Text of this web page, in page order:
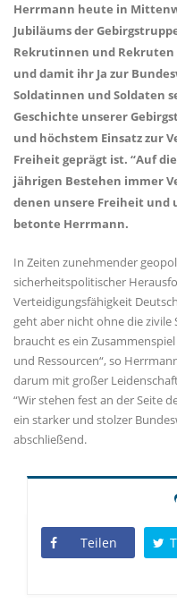
Herrmann heute in
Jubiläums der
Rekrutinnen und Rekruten
und damit ihr Ja zur
Soldatinnen und Soldaten
Geschichte unserer
und höchstem Einsatz zur
Freiheit geprägt ist. “Auf
jährigen Bestehen immer
denen unsere Freiheit und
betonte Herrmann.
In Zeiten zunehmender
sicherheitspolitischer
Verteidigungsfähigkeit
geht aber nicht ohne die zivile
braucht es ein
und Ressourcen“, so
darum mit großer
“Wir stehen fest an der Seite
ein starker und stolzer
abschließend.
Teilen